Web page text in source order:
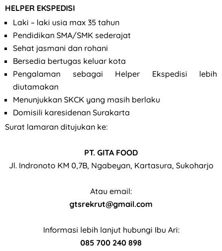
HELPER EKSPEDISI
Laki – laki usia max 35 tahun
Pendidikan SMA/SMK sederajat
Sehat jasmani dan rohani
Bersedia bertugas keluar kota
Pengalaman sebagai Helper Ekspedisi lebih
diutamakan
Menunjukkan SKCK yang masih berlaku
Domisili karesidenan Surakarta
Surat lamaran ditujukan ke:
PT. GITA FOOD
Jl. Indronoto KM 0,7B, Ngabeyan, Kartasura, Sukoharjo
Atau email:
gtsrekrut@gmail.com
Informasi lebih lanjut hubungi Ibu Ari:
085 700 240 898